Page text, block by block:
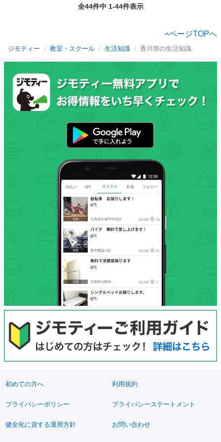
全44件中 1-44件表示
ページTOPへ
ジモティー 教室・スクール 生活知識 香川県の生活知識
初めての方へ 利用規約
プライバシーポリシー プライバシーステートメント
健全化に資する運用方針 お問い合わせ